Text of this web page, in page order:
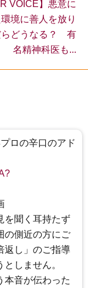
VOICE】悪意に
境に善人を放り
らどうなる？ 有
名精神科医も...
ロの辛口のアド
を聞く耳持たず
の側近の方にご
返し」のご指導
しません。
本音が伝わった